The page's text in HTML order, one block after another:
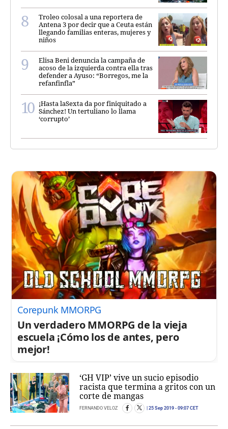
Troleo colosal a una reportera de
Antena 3 por decir que a Ceuta están
llegando familias enteras, mujeres y
niños
Elisa Beni denuncia la campaña de
acoso de la izquierda contra ella tras
defender a Ayuso: “Borregos, me la
refanfinfla”
¡Hasta laSexta da por finiquitado a
Sánchez! Un tertuliano lo llama
‘corrupto’
Corepunk MMORPG
Un verdadero MMORPG de la vieja
escuela ¡Cómo los de antes, pero
mejor!
‘GH VIP’ vive un sucio episodio
racista que termina a gritos con un
corte de mangas
FERNANDO VELOZ 25 Sep 2019 - 09:07 CET